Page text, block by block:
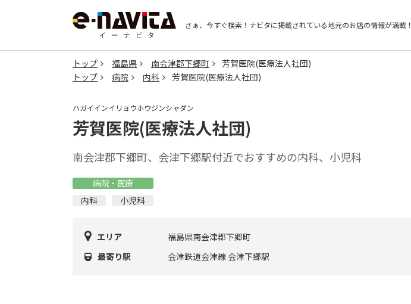
さぁ、今すぐ検索！ ナビタに掲載されている地元のお店の情報が満載！
トップ 福島県 南会津郡下郷町
芳賀医院(医療法人社団)
トップ
病院 内科 芳賀医院(医療法人社団)
ハガイインイリョウホウジンシャダン
芳賀医院(医療法人社団)
南会津郡下郷町、会津下郷駅付近でおすすめの内科、小児科
病院・医療
内科
小児科
エリア
福島県南会津郡下郷町
最寄り駅
会津鉄道会津線 会津下郷駅